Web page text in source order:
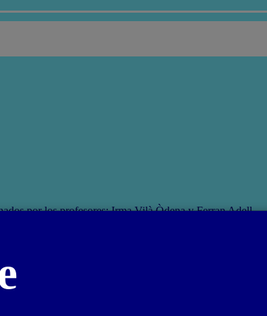
por los profesores: Irma Vilà Òdena y Ferran Adell